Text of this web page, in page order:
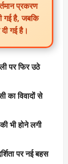
प्रकरण
गई है, जबकि
गई है।
पर फिर उठे
का विवादों से
भी होने लगी
पर नई बहस